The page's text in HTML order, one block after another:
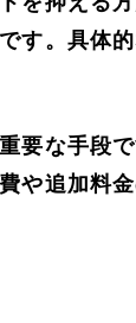
す。具体
要な手段
や追加料